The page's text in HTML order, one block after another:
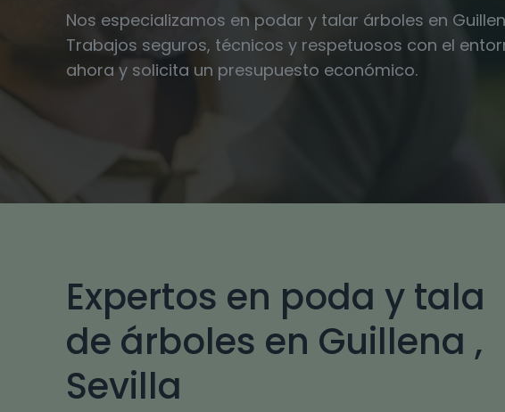
Nos especializamos en podar y talar árboles en
Trabajos seguros, técnicos y respetuosos con el
ahora y solicita un presupuesto económico.
Expertos en poda y tala
de árboles en Guillena ,
Sevilla